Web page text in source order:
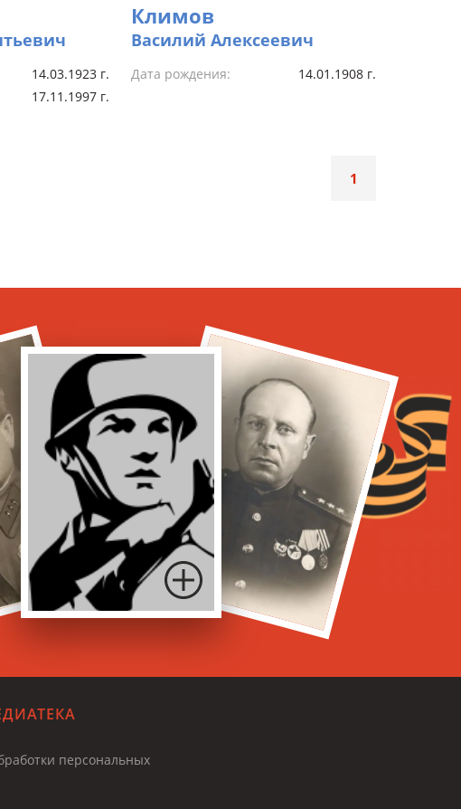
14.03.1923 г.
17.11.1997 г.
Климов
Василий Алексеевич
Дата рождения: 14.01.1908 г.
1
персональных